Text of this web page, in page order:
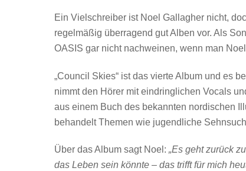
Ein Vielschreiber ist Noel Gallagher nicht,
regelmäßig überragend gut Alben vor. Als
OASIS gar nicht nachweinen, wenn man
„Council Skies“ ist das vierte Album und es
nimmt den Hörer mit eindringlichen Vocals
aus einem Buch des bekannten nordischen
behandelt Themen wie jugendliche
Über das Album sagt Noel: „Es geht zurück
das Leben sein könnte – das trifft für mich